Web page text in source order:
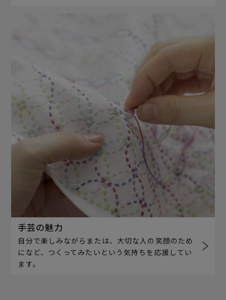
手芸の魅力
自分で楽しみながらまたは、大切な人の笑顔のため
になど、つくってみたいという気持ちを応援してい
ます。